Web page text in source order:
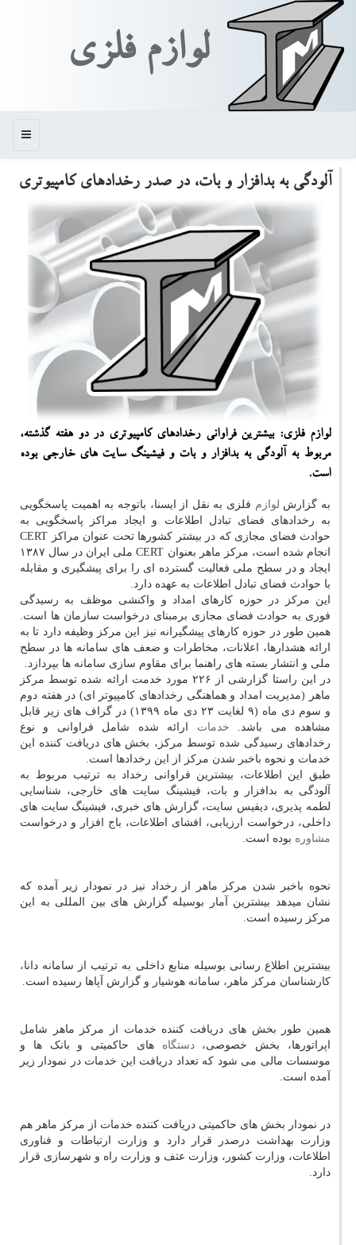
لوازم فلزی
منو
آلودگی به بدافزار و بات، در صدر رخدادهای كامپیوتری
لوازم فلزی: بیشترین فراوانی رخدادهای کامپیوتری در دو هفته گذشته،
مربوط به آلودگی به بدافزار و بات و فیشینگ سایت های خارجی بوده
است.
به گزارش لوازم فلزی به نقل از ایسنا، باتوجه به اهمیت پاسخگویی
به رخدادهای فضای تبادل اطلاعات و ایجاد مراکز پاسخگویی به
حوادث فضای مجازی که در بیشتر کشورها تحت عنوان مراکز CERT
انجام شده است، مرکز ماهر بعنوان CERT ملی ایران در سال ۱۳۸۷
ایجاد و در سطح ملی فعالیت گسترده ای را برای پیشگیری و مقابله
با حوادث فضای تبادل اطلاعات به عهده دارد.
این مرکز در حوزه کارهای امداد و واکنشی موظف به رسیدگی
فوری به حوادث فضای مجازی برمبنای درخواست سازمان ها است.
همین طور در حوزه کارهای پیشگیرانه نیز این مرکز وظیفه دارد تا به
ارائه هشدارها، اعلانات، مخاطرات و ضعف های سامانه ها در سطح
ملی و انتشار بسته های راهنما برای مقاوم سازی سامانه ها بپردازد.
در این راستا گزارشی از ۲۲۶ مورد خدمت ارائه شده توسط مرکز
ماهر (مدیریت امداد و هماهنگی رخدادهای کامپیوتر ای) در هفته دوم
و سوم دی ماه (۹ لغایت ۲۳ دی ماه ۱۳۹۹) در گراف های زیر قابل
مشاهده می باشد. خدمات ارائه شده شامل فراوانی و نوع
رخدادهای رسیدگی شده توسط مرکز، بخش های دریافت کننده این
خدمات و نحوه باخبر شدن مرکز از این رخدادها است.
طبق این اطلاعات، بیشترین فراوانی رخداد به ترتیب مربوط به
آلودگی به بدافزار و بات، فیشینگ سایت های خارجی، شناسایی
لطمه پذیری، دیفیس سایت، گزارش های خبری، فیشینگ سایت های
داخلی، درخواست ارزیابی، افشای اطلاعات، باج افزار و درخواست
مشاوره بوده است.
نحوه باخبر شدن مرکز ماهر از رخداد نیز در نمودار زیر آمده که
نشان میدهد بیشترین آمار بوسیله گزارش های بین المللی به این
مرکز رسیده است.
بیشترین اطلاع رسانی بوسیله منابع داخلی به ترتیب از سامانه دانا،
کارشناسان مرکز ماهر، سامانه هوشیار و گزارش آپاها رسیده است.
همین طور بخش های دریافت کننده خدمات از مرکز ماهر شامل
اپراتورها، بخش خصوصی،دستگاه های حاکمیتی و بانک ها و
موسسات مالی می شود که تعداد دریافت این خدمات در نمودار زیر
آمده است.
در نمودار بخش های حاکمیتی دریافت کننده خدمات از مرکز ماهر هم
وزارت بهداشت درصدر قرار دارد و وزارت ارتباطات و فناوری
اطلاعات، وزارت کشور، وزارت عتف و وزارت راه و شهرسازی قرار
دارد.